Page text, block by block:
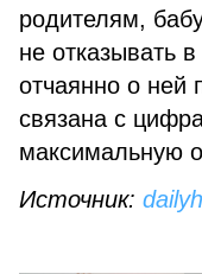
родителям,
не отказывать
отчаянно о ней
связана с
максимальную
Источник: